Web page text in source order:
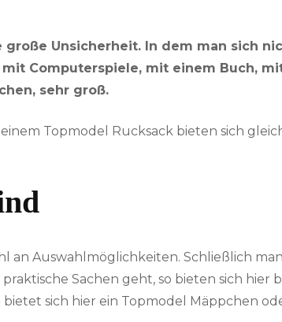
Unsicherheit. In dem man sich
Computerspiele, mit einem Buch,
sehr groß.
Topmodel Rucksack bieten sich
an Auswahlmöglichkeiten. Schließlich
Sachen geht, so bieten sich hier
sich hier ein Topmodel Mäppchen